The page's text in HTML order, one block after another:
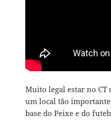
Muito legal estar no CT
um local tão
base do Peixe e do